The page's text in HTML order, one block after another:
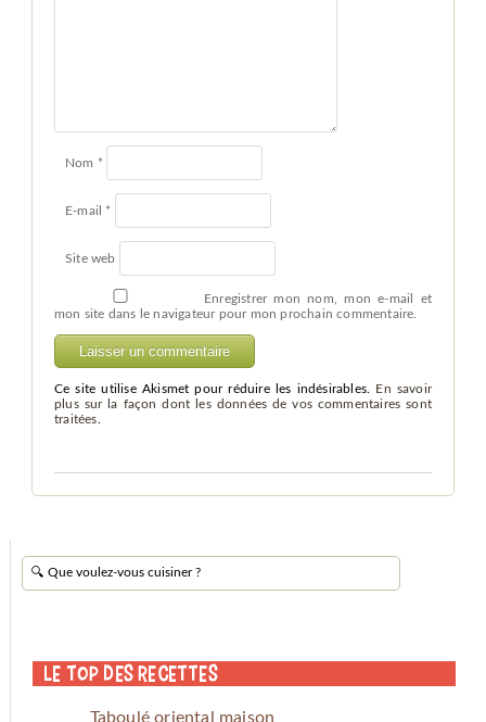
Nom *
E-mail *
Site web
Enregistrer mon nom, mon e-mail et
mon site dans le navigateur pour mon prochain commentaire.
Ce site utilise Akismet pour réduire les indésirables. En savoir
plus sur la façon dont les données de vos commentaires sont
traitées.
Le Top des Recettes
Taboulé oriental maison